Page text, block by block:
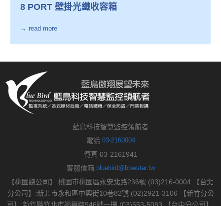
8 PORT 壁掛光纖收容箱
→ read more
藍鳥科技智慧監控領航者
電話 03-2160004
傳真 03-2161941
客服信箱 bluebird@bbwstar.tw
【桃園總公司】:桃園市桃園區永安北路236號 (03)216-0004 【台北
分公司】:新北市永和區中興街10巷82號 (02)2921-3106 【新竹分公
司】:新竹縣竹北市福興路946號一樓 (03)553-5083 【台中分公司】: